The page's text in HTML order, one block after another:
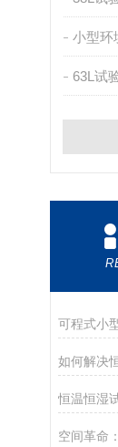
小型环
63L试
可程式小
恒温恒湿